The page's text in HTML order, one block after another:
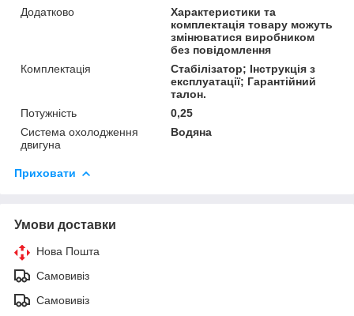
Додатково
Характеристики та
комплектація товару можуть
змінюватися виробником
без повідомлення
Комплектація
Стабілізатор; Інструкція з
експлуатації; Гарантійний
талон.
Потужність
0,25
Система охолодження
двигуна
Водяна
Приховати
Умови доставки
Нова Пошта
Самовивіз
Самовивіз